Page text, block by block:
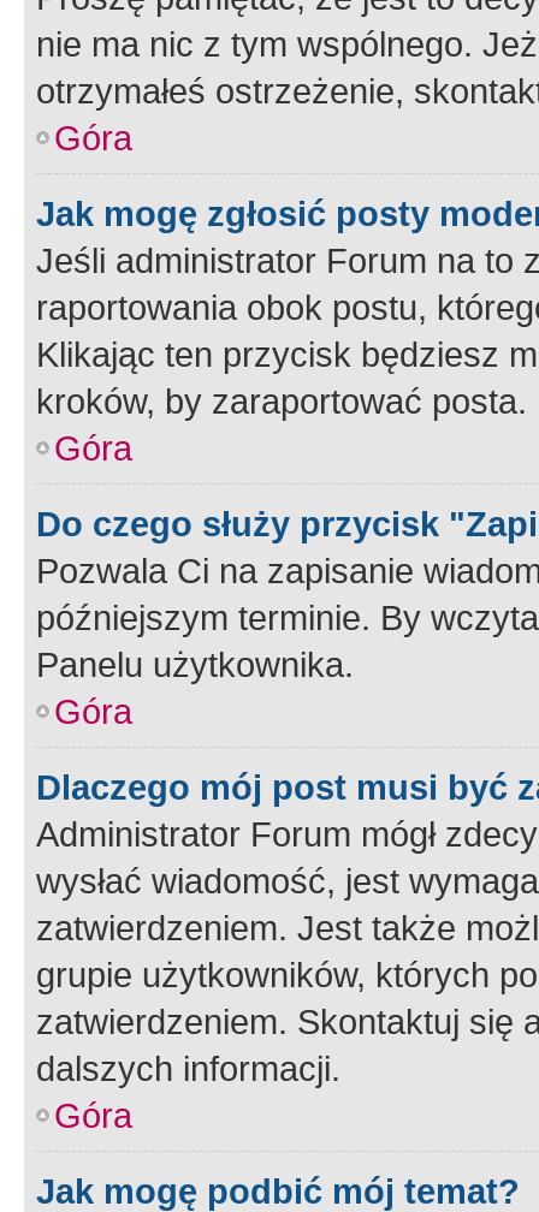
nie ma nic z tym wspólnego.
otrzymałeś ostrzeżenie,
Góra
Jak mogę zgłosić posty
Jeśli administrator Forum na to
raportowania obok postu,
Klikając ten przycisk będziesz
kroków, by zaraportować posta.
Góra
Do czego służy przycisk
Pozwala Ci na zapisanie
późniejszym terminie. By
Panelu użytkownika.
Góra
Dlaczego mój post musi być
Administrator Forum mógł
wysłać wiadomość, jest
zatwierdzeniem. Jest także
grupie użytkowników, których
zatwierdzeniem. Skontaktuj się
dalszych informacji.
Góra
Jak mogę podbić mój temat?